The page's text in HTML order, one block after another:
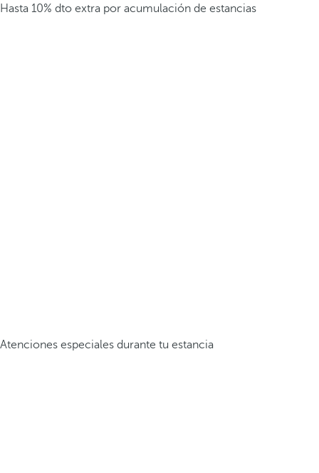
Hasta 10% dto extra por acumulación de estancias
Atenciones especiales durante tu estancia